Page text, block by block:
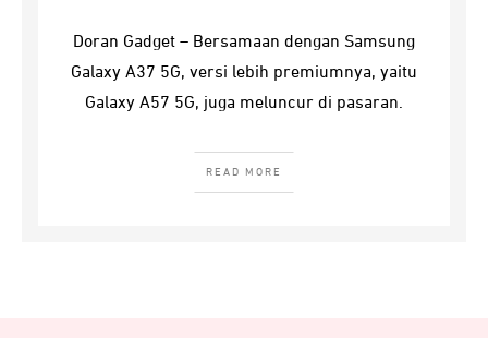
Doran Gadget – Bersamaan dengan Samsung
Galaxy A37 5G, versi lebih premiumnya, yaitu
Galaxy A57 5G, juga meluncur di pasaran.
READ MORE